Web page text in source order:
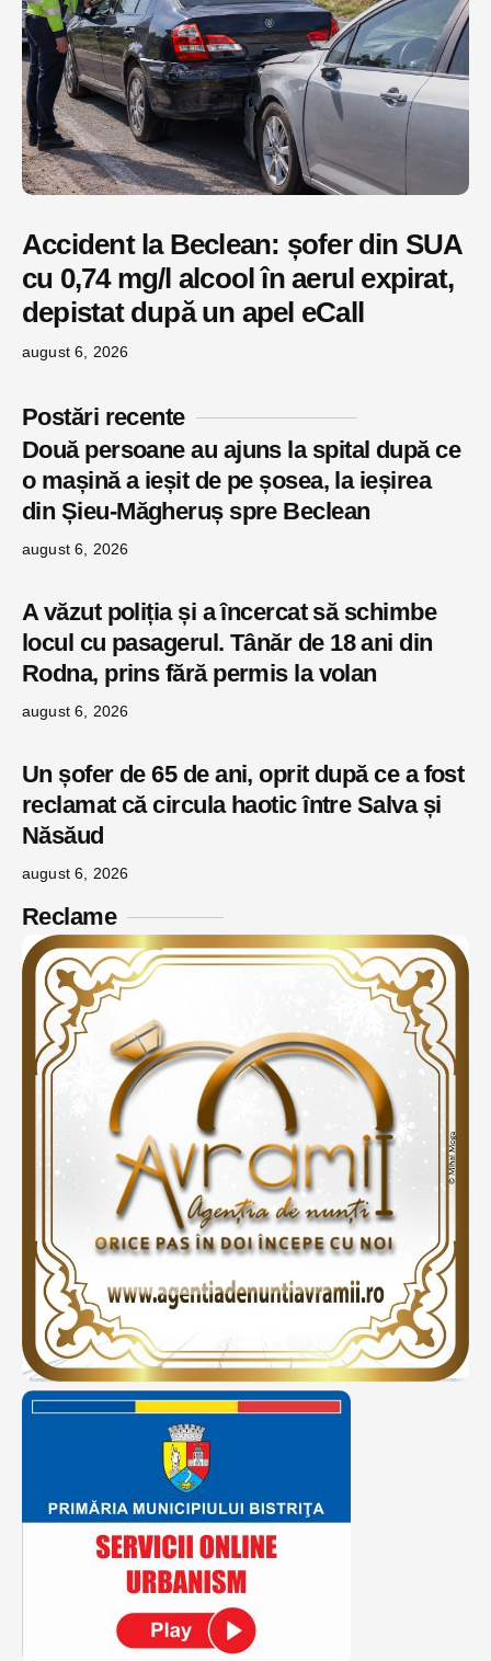
Accident la Beclean: șofer din SUA
cu 0,74 mg/l alcool în aerul expirat,
depistat după un apel eCall
august 6, 2026
Postări recente
Două persoane au ajuns la spital după ce
o mașină a ieșit de pe șosea, la ieșirea
din Șieu-Măgheruș spre Beclean
august 6, 2026
A văzut poliția și a încercat să schimbe
locul cu pasagerul. Tânăr de 18 ani din
Rodna, prins fără permis la volan
august 6, 2026
Un șofer de 65 de ani, oprit după ce a fost
reclamat că circula haotic între Salva și
Năsăud
august 6, 2026
Reclame